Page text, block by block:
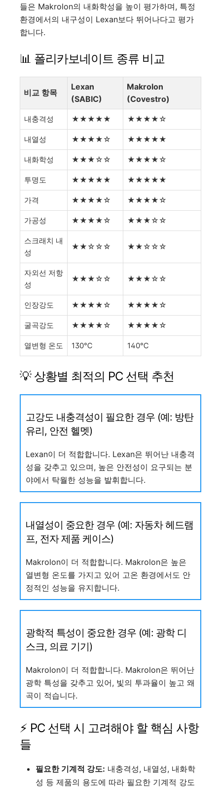
들은 Makrolon의 내화학성을 높이 평가하며, 특정
환경에서의 내구성이 Lexan보다 뛰어나다고 평가
합니다.
📊 폴리카보네이트 종류 비교
비교 항목
Lexan
(SABIC)
Makrolon
(Covestro)
내충격성 ★★★★★ ★★★★☆
내열성 ★★★★☆ ★★★★★
내화학성 ★★★☆☆ ★★★★☆
투명도 ★★★★★ ★★★★★
가격 ★★★★☆ ★★★★☆
가공성 ★★★★☆ ★★★☆☆
스크래치 내
성
★★☆☆☆ ★★☆☆☆
자외선 저항
성
★★★☆☆ ★★★☆☆
인장강도 ★★★★☆ ★★★★☆
굴곡강도 ★★★★☆ ★★★★☆
열변형 온도 130℃ 140℃
💡 상황별 최적의 PC 선택 추천
고강도 내충격성이 필요한 경우 (예: 방탄
유리, 안전 헬멧)
Lexan이 더 적합합니다. Lexan은 뛰어난 내충격
성을 갖추고 있으며, 높은 안전성이 요구되는 분
야에서 탁월한 성능을 발휘합니다.
내열성이 중요한 경우 (예: 자동차 헤드램
프, 전자 제품 케이스)
Makrolon이 더 적합합니다. Makrolon은 높은
열변형 온도를 가지고 있어 고온 환경에서도 안
정적인 성능을 유지합니다.
광학적 특성이 중요한 경우 (예: 광학 디
스크, 의료 기기)
Makrolon이 더 적합합니다. Makrolon은 뛰어난
광학 특성을 갖추고 있어, 빛의 투과율이 높고 왜
곡이 적습니다.
⚡ PC 선택 시 고려해야 할 핵심 사항
들
필요한 기계적 강도: 내충격성, 내열성, 내화학
성 등 제품의 용도에 따라 필요한 기계적 강도